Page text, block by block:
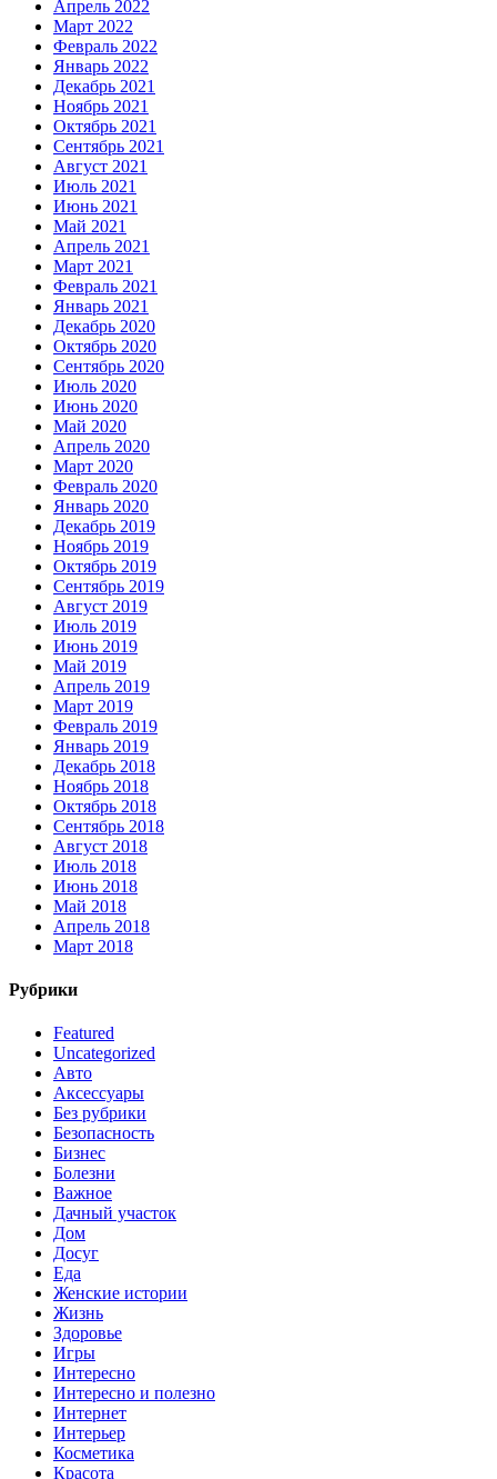
Апрель 2022
Март 2022
Февраль 2022
Январь 2022
Декабрь 2021
Ноябрь 2021
Октябрь 2021
Сентябрь 2021
Август 2021
Июль 2021
Июнь 2021
Май 2021
Апрель 2021
Март 2021
Февраль 2021
Январь 2021
Декабрь 2020
Октябрь 2020
Сентябрь 2020
Июль 2020
Июнь 2020
Май 2020
Апрель 2020
Март 2020
Февраль 2020
Январь 2020
Декабрь 2019
Ноябрь 2019
Октябрь 2019
Сентябрь 2019
Август 2019
Июль 2019
Июнь 2019
Май 2019
Апрель 2019
Март 2019
Февраль 2019
Январь 2019
Декабрь 2018
Ноябрь 2018
Октябрь 2018
Сентябрь 2018
Август 2018
Июль 2018
Июнь 2018
Май 2018
Апрель 2018
Март 2018
Рубрики
Featured
Uncategorized
Авто
Аксессуары
Без рубрики
Безопасность
Бизнес
Болезни
Важное
Дачный участок
Дом
Досуг
Еда
Женские истории
Жизнь
Здоровье
Игры
Интересно
Интересно и полезно
Интернет
Интерьер
Косметика
Красота